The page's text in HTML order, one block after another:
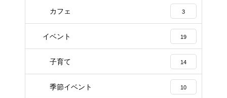
カフェ 3
イベント 19
子育て 14
季節イベント 10